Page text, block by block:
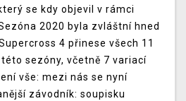
se kdy objevil v rámci
2020 byla zvláštní hned
4 přinese všech 11
sezóny, včetně 7 variací
vše: mezi nás se nyní
závodník: soupisku